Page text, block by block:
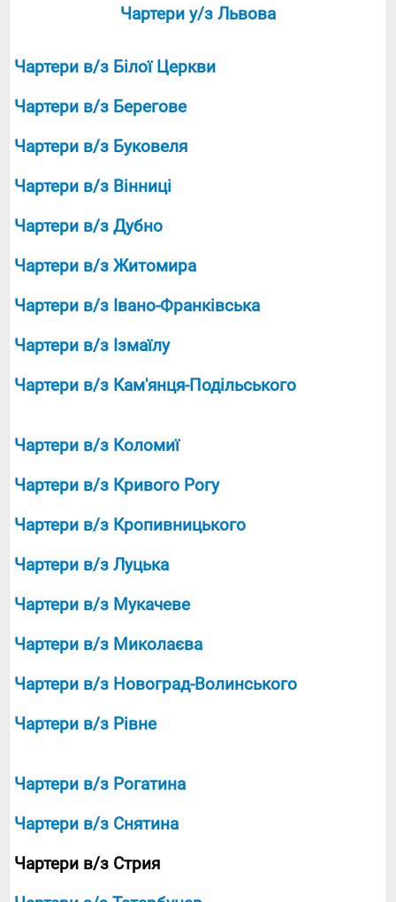
Чартери у/з Львова
Чартери в/з Білої Церкви
Чартери в/з Берегове
Чартери в/з Буковеля
Чартери в/з Вінниці
Чартери в/з Дубно
Чартери в/з Житомира
Чартери в/з Івано-Франківська
Чартери в/з Ізмаїлу
Чартери в/з Кам'янця-Подільського
Чартери в/з Коломиї
Чартери в/з Кривого Рогу
Чартери в/з Кропивницького
Чартери в/з Луцька
Чартери в/з Мукачеве
Чартери в/з Миколаєва
Чартери в/з Новоград-Волинського
Чартери в/з Рівне
Чартери в/з Рогатина
Чартери в/з Снятина
Чартери в/з Стрия